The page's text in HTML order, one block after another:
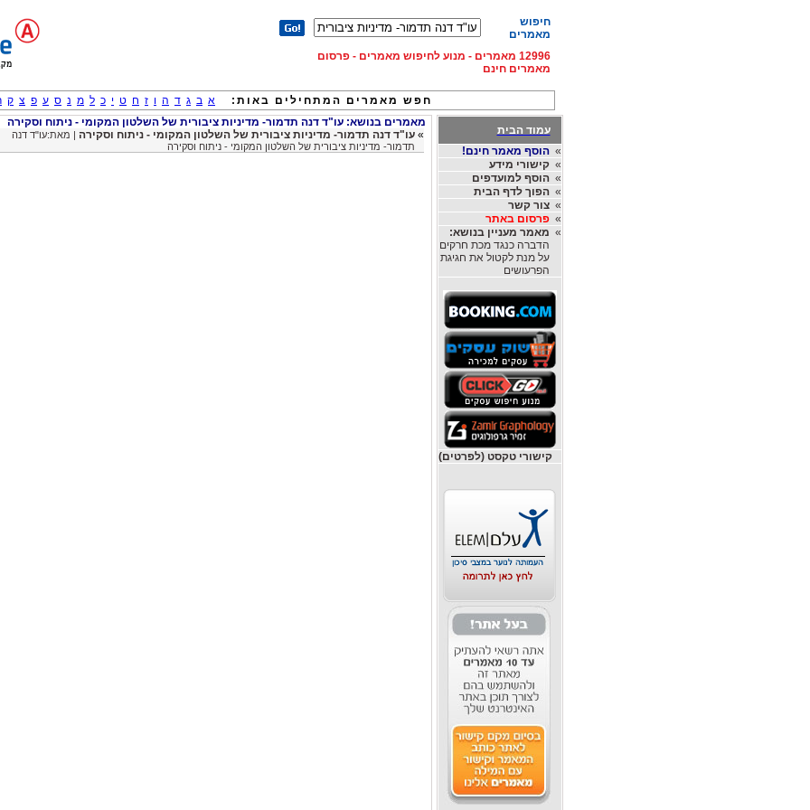
חיפוש
מאמרים
12996 מאמרים - מנוע לחיפוש מאמרים - פרסום
מאמרים חינם
חפש מאמרים המתחילים באות: א ב ג ד ה ו ז ח ט י כ ל מ נ ס ע פ צ ק
עמוד הבית
»הוסף מאמר חינם!
»קישורי מידע
»הוסף למועדפים
»הפוך לדף הבית
»צור קשר
»פרסום באתר
» מאמר מעניין בנושא:
הדברה כנגד מכת חרקים
על מנת לקטול את חגיגת
הפרעושים
קישורי טקסט (לפרטים)
מאמרים בנושא: עו"ד דנה תדמור- מדיניות ציבורית של השלטון המקומי - ניתוח וסקירה
» עו"ד דנה תדמור- מדיניות ציבורית של השלטון המקומי - ניתוח וסקירה | מאת:עו"ד דנה
תדמור- מדיניות ציבורית של השלטון המקומי - ניתוח וסקירה